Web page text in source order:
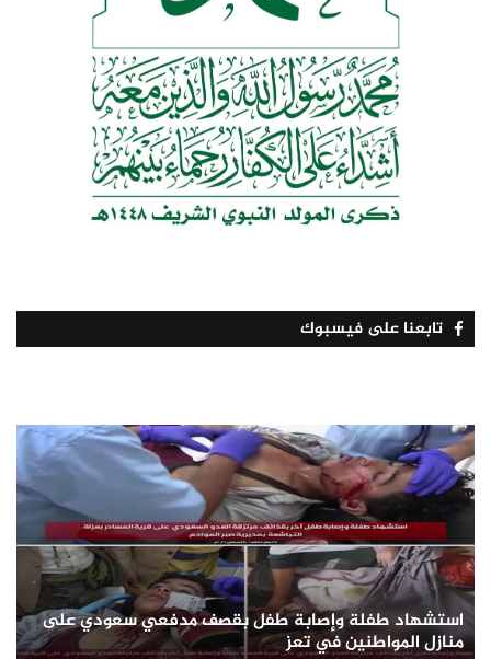
تابعنا على فيسبوك
استشهاد طفلة وإصابة طفل بقصف مدفعي سعودي على
منازل المواطنين في تعز